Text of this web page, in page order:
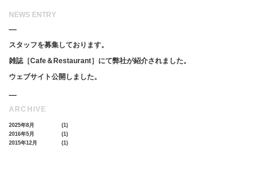
NEWS ENTRY
スタッフを募集しております。
雑誌［Cafe＆Restaurant］にて弊社が紹介されました。
ウェブサイト公開しました。
ARCHIVE
2025年8月
(1)
2016年5月
(1)
2015年12月
(1)